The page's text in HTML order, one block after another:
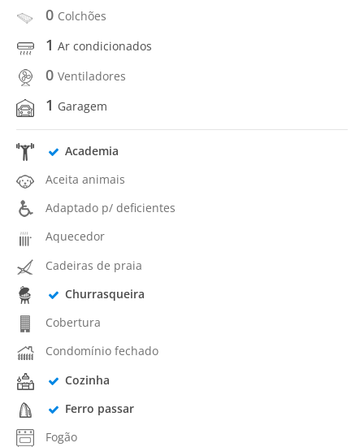
0 Colchões
1 Ar condicionados
0 Ventiladores
1 Garagem
Academia
Aceita animais
Adaptado p/ deficientes
Aquecedor
Cadeiras de praia
Churrasqueira
Cobertura
Condomínio fechado
Cozinha
Ferro passar
Fogão